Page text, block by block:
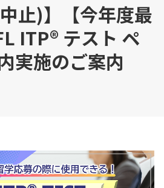
止)】【今年度最
ITP® テスト ペ
実施のご案内